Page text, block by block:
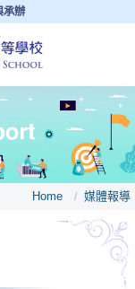
承辦
Home / 媒體報導